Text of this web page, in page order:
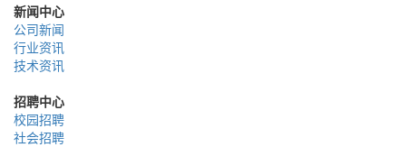
新闻中心
公司新闻
行业资讯
技术资讯
招聘中心
校园招聘
社会招聘